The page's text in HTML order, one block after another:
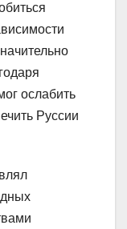
ослабить
Руссии